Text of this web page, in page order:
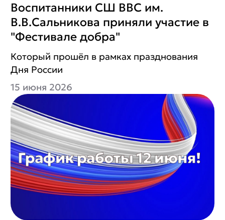
Воспитанники СШ ВВС им.
В.В.Сальникова приняли участие в
"Фестивале добра"
Который прошёл в рамках празднования
Дня России
15 июня 2026